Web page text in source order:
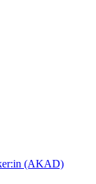
(AKAD)